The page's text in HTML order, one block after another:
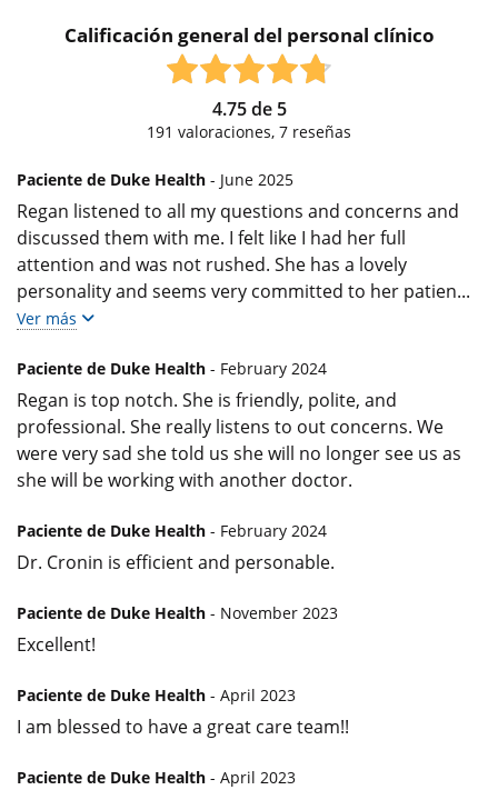
Calificación general del personal clínico
4.75de 5
191 valoraciones, 7 reseñas
Paciente de Duke Health - June 2025
Regan listened to all my questions and concerns and
discussed them with me. I felt like I had her full
attention and was not rushed. She has a lovely
personality and seems very committed to her patien...
Ver más
Paciente de Duke Health - February 2024
Regan is top notch. She is friendly, polite, and
professional. She really listens to out concerns. We
were very sad she told us she will no longer see us as
she will be working with another doctor.
Paciente de Duke Health - February 2024
Dr. Cronin is efficient and personable.
Paciente de Duke Health - November 2023
Excellent!
Paciente de Duke Health - April 2023
I am blessed to have a great care team!!
Paciente de Duke Health - April 2023